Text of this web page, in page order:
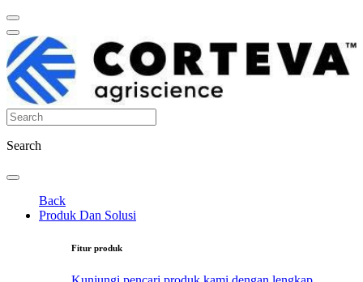
Search
Back
Produk Dan Solusi
Fitur produk